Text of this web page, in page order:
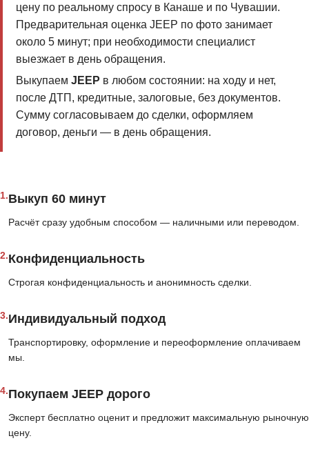
цену по реальному спросу в Канаше и по Чувашии.
Предварительная оценка JEEP по фото занимает
около 5 минут; при необходимости специалист
выезжает в день обращения.
Выкупаем JEEP в любом состоянии: на ходу и нет,
после ДТП, кредитные, залоговые, без документов.
Сумму согласовываем до сделки, оформляем
договор, деньги — в день обращения.
1.Выкуп 60 минут
Расчёт сразу удобным способом — наличными или переводом.
2.Конфиденциальность
Строгая конфиденциальность и анонимность сделки.
3.Индивидуальный подход
Транспортировку, оформление и переоформление оплачиваем
мы.
4.Покупаем JEEP дорого
Эксперт бесплатно оценит и предложит максимальную рыночную
цену.